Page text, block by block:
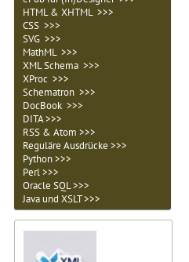
HTML & XHTML >>>
CSS >>>
SVG >>>
MathML >>>
XML Schema >>>
XProc >>>
Schematron >>>
DocBook >>>
DITA >>>
RSS & Atom >>>
Reguläre Ausdrücke >>>
Python >>>
Perl >>>
Oracle SQL >>>
Java und XSLT >>>